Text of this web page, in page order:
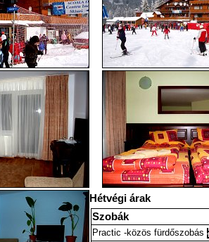
Hétvégi árak
Szobák
Practic -közös fürdőszobás